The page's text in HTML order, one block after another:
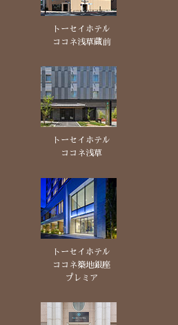
トーセイホテル
ココネ浅草蔵前
トーセイホテル
ココネ浅草
トーセイホテル
ココネ築地銀座
プレミア